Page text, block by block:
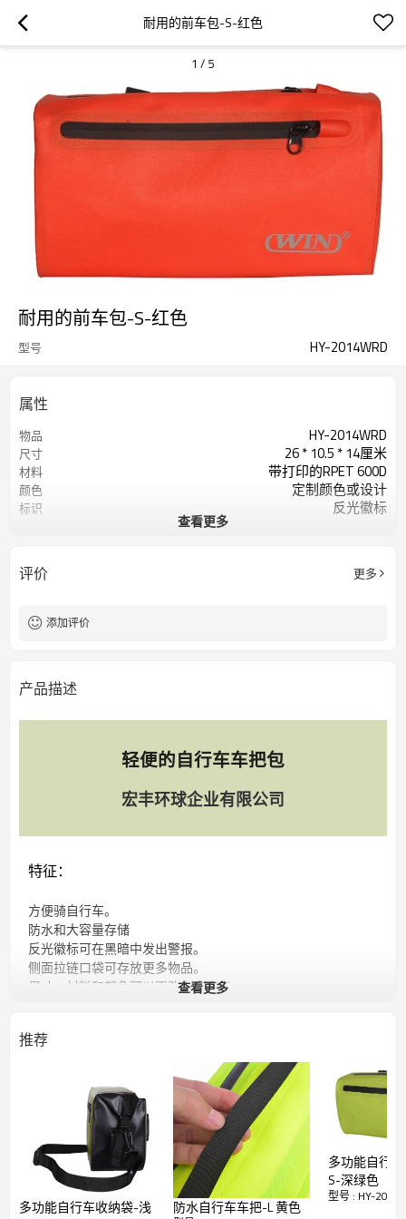
耐用的前车包-S-红色
1 / 5
耐用的前车包-S-红色
型号 HY-2014WRD
属性
物品 HY-2014WRD
尺寸 26 * 10.5 * 14厘米
材料 带打印的RPET 600D
颜色 定制颜色或设计
标识 反光徽标
查看更多
评价 更多
添加评价
产品描述
轻便的自行车车把包
宏丰环球企业有限公司
特征：
方便骑自行车。
防水和大容量存储
反光徽标可在黑暗中发出警报。
侧面拉链口袋可存放更多物品。
尺寸，材料和颜色可以更改为自定义。
用上乘的材料制成，高品质且易于维修。
查看更多
推荐
多功能自行车收纳袋-浅
防水自行车车把-L 黄色
多功能自行
S-深绿色
型号 : HY-